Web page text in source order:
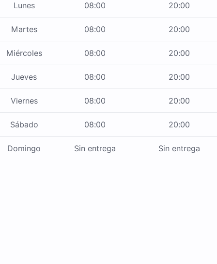
Lunes 08:00 20:00
Martes 08:00 20:00
Miércoles 08:00 20:00
Jueves 08:00 20:00
Viernes 08:00 20:00
Sábado 08:00 20:00
Domingo Sin entrega Sin entrega